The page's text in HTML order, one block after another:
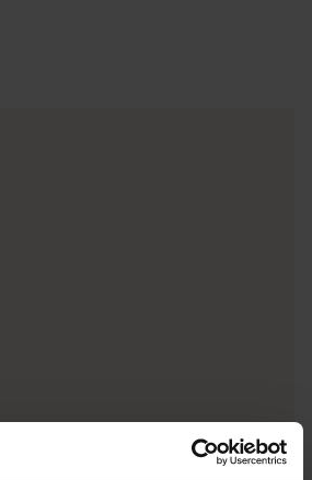
里有一份实用的旅行提示清单，确保